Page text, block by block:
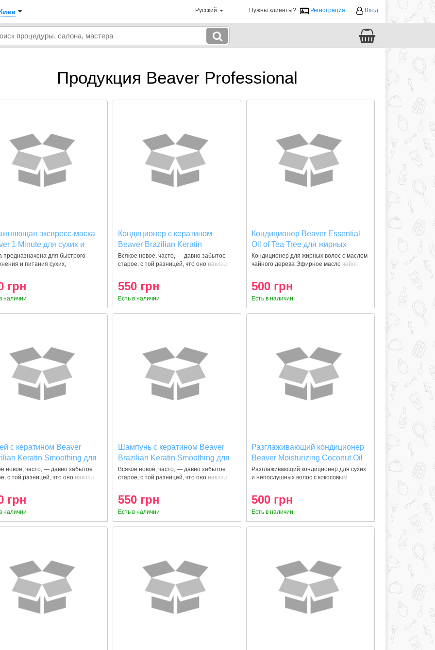
Русский Нужны клиенты? Регистрация Вход
Продукция Beaver Professional
экспресс-маска
1 Minute для сухих и
волос 210 мл
предназначена для быстрого
и питания сухих,
грн
наличии
Кондиционер с кератином
Beaver Brazilian Keratin
Smoothing для эластичности
волос 350 мл
Всякое новое, часто, — давно забытое
старое, с той разницей, что оно наклад
550 грн
Есть в наличии
Кондиционер Beaver Essential
Oil of Tea Tree для жирных
волос 350 мл
Кондиционер для жирных волос с маслом
чайного дерева Эфирное масло чайно
500 грн
Есть в наличии
с кератином Beaver
Keratin Smoothing для
волос 350 мл
новое, часто, — давно забытое
с той разницей, что оно наклад
грн
наличии
Шампунь с кератином Beaver
Brazilian Keratin Smoothing для
эластичности волос 350 мл
Всякое новое, часто, — давно забытое
старое, с той разницей, что оно наклад
550 грн
Есть в наличии
Разглаживающий кондиционер
Beaver Moisturizing Coconut Oil
& Milk Shampoo 350 мл
Разглаживающий кондиционер для сухих
и непослушных волос с кокосовым
500 грн
Есть в наличии